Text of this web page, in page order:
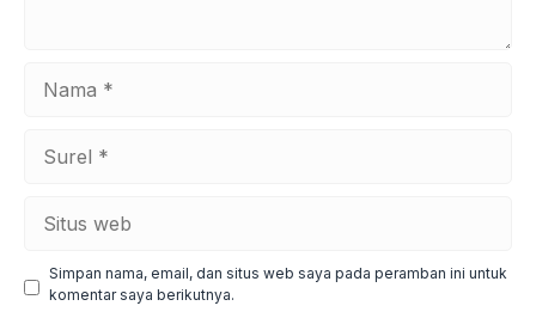
web
Simpan nama, email, dan situs web saya pada peramban ini untuk
komentar saya berikutnya.